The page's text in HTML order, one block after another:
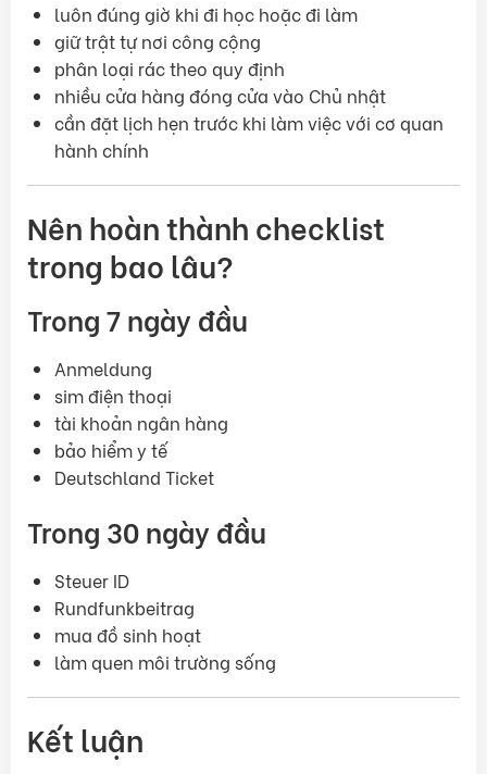
luôn đúng giờ khi đi học hoặc đi làm
giữ trật tự nơi công cộng
phân loại rác theo quy định
nhiều cửa hàng đóng cửa vào Chủ nhật
cần đặt lịch hẹn trước khi làm việc với cơ quan
hành chính
Nên hoàn thành checklist
trong bao lâu?
Trong 7 ngày đầu
Anmeldung
sim điện thoại
tài khoản ngân hàng
bảo hiểm y tế
Deutschland Ticket
Trong 30 ngày đầu
Steuer ID
Rundfunkbeitrag
mua đồ sinh hoạt
làm quen môi trường sống
Kết luận